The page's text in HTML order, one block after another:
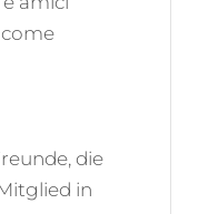
die
in